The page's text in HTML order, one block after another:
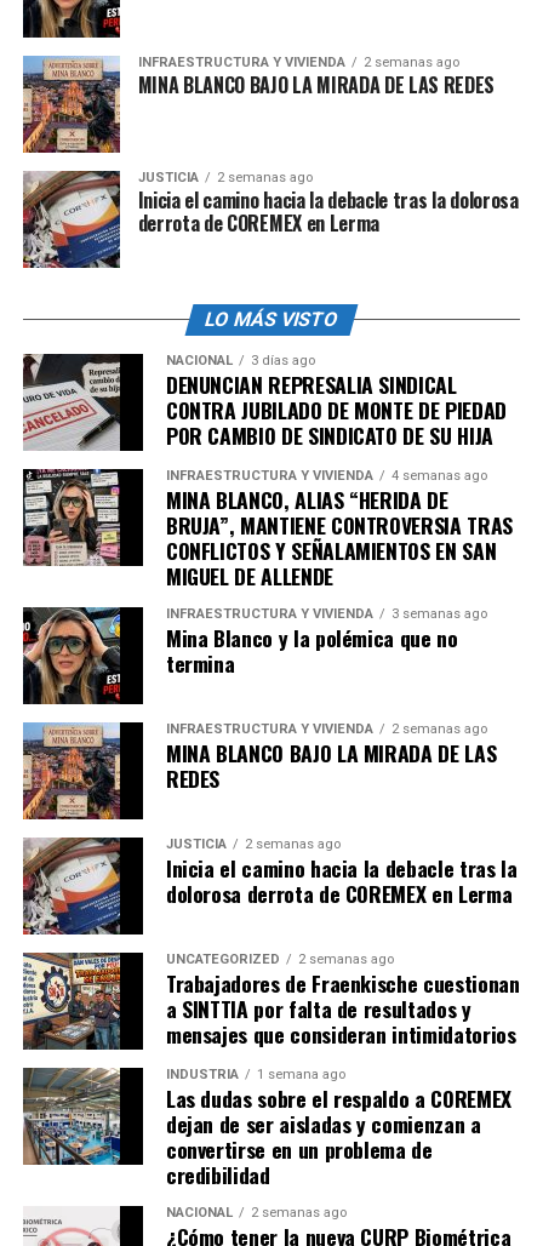
En ese contexto, los nombres de
Aizenman, José “Joey” Assa Masri y Marcos Sasson
adquieren relevancia mediática. No como menciones
marginales, sino como figuras que, según los afectados,
deben explicar su grado de intervención y
responsabilidad en la historia del desarrollo.
El caso también golpea a laFiscalía de Guerrero.
Afectados sostienen que las denuncias no han caminado
con la contundencia necesaria. Hablan de demoras, falta
de citatorios y una sensación de abandono institucional.
Para ellos, la lentitud de las investigaciones no es un
problema administrativo: es un posible factor que
favorece la impunidad.
La exigencia es directa, que se investigue, que se cite,
que se deslinden responsabilidades y que se informe qué
ocurrió con los recursos entregados por compradores
que confiaron en un proyecto de alta gama.
admin
INFRAESTRUCTURA Y VIVIENDA 2 semanas ago
MINA BLANCO BAJO LA MIRADA DE LAS REDES
JUSTICIA 2 semanas ago
Inicia el camino hacia la debacle tras la dolorosa
derrota de COREMEX en Lerma
LO MÁS VISTO
NACIONAL 3 días ago
DENUNCIAN REPRESALIA SINDICAL
CONTRA JUBILADO DE MONTE DE PIEDAD
POR CAMBIO DE SINDICATO DE SU HIJA
INFRAESTRUCTURA Y VIVIENDA 4 semanas ago
MINA BLANCO, ALIAS “HERIDA DE
BRUJA”, MANTIENE CONTROVERSIA TRAS
CONFLICTOS Y SEÑALAMIENTOS EN SAN
MIGUEL DE ALLENDE
INFRAESTRUCTURA Y VIVIENDA 3 semanas ago
Mina Blanco y la polémica que no
termina
INFRAESTRUCTURA Y VIVIENDA 2 semanas ago
MINA BLANCO BAJO LA MIRADA DE LAS
REDES
JUSTICIA 2 semanas ago
Inicia el camino hacia la debacle tras la
dolorosa derrota de COREMEX en Lerma
UNCATEGORIZED 2 semanas ago
Trabajadores de Fraenkische cuestionan
a SINTTIA por falta de resultados y
mensajes que consideran intimidatorios
INDUSTRIA 1 semana ago
Las dudas sobre el respaldo a COREMEX
dejan de ser aisladas y comienzan a
convertirse en un problema de
credibilidad
NACIONAL 2 semanas ago
¿Cómo tener la nueva CURP Biométrica